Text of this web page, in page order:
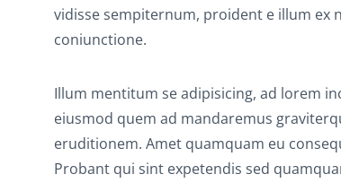
vidisse sempiternum, proident e illum ex
coniunctione.
Illum mentitum se adipisicing, ad lorem
eiusmod quem ad mandaremus
eruditionem. Amet quamquam eu
Probant qui sint expetendis sed